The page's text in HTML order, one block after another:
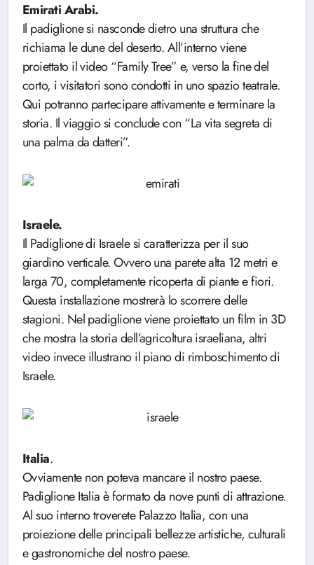
Emirati Arabi.
Il padiglione si nasconde dietro una struttura che
richiama le dune del deserto. All’interno viene
proiettato il video “Family Tree” e, verso la fine del
corto, i visitatori sono condotti in uno spazio teatrale.
Qui potranno partecipare attivamente e terminare la
storia. Il viaggio si conclude con “La vita segreta di
una palma da datteri”.
Israele.
Il Padiglione di Israele si caratterizza per il suo
giardino verticale. Ovvero una parete alta 12 metri e
larga 70, completamente ricoperta di piante e fiori.
Questa installazione mostrerà lo scorrere delle
stagioni. Nel padiglione viene proiettato un film in 3D
che mostra la storia dell’agricoltura israeliana, altri
video invece illustrano il piano di rimboschimento di
Israele.
Italia.
Ovviamente non poteva mancare il nostro paese.
Padiglione Italia è formato da nove punti di attrazione.
Al suo interno troverete Palazzo Italia, con una
proiezione delle principali bellezze artistiche, culturali
e gastronomiche del nostro paese.